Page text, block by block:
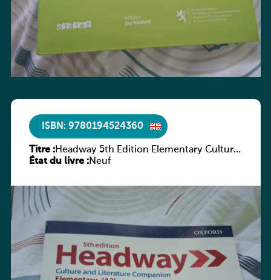
ISBN: 9780194524360
Titre :Headway 5th Edition Elementary Culture
and Literature Companion
État du livre :Neuf